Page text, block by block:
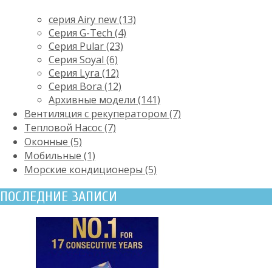
серия Airy new (13)
Серия G-Tech (4)
Серия Pular (23)
Cерия Soyal (6)
Серия Lyra (12)
Серия Bora (12)
Архивные модели (141)
Вентиляция с рекуператором (7)
Тепловой Насос (7)
Оконные (5)
Мобильные (1)
Морские кондиционеры (5)
ПОСЛЕДНИЕ ЗАПИСИ